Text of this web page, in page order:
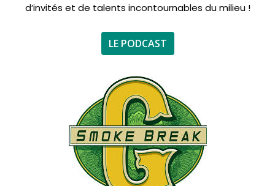
d’invités et de talents incontournables du milieu !
LE PODCAST